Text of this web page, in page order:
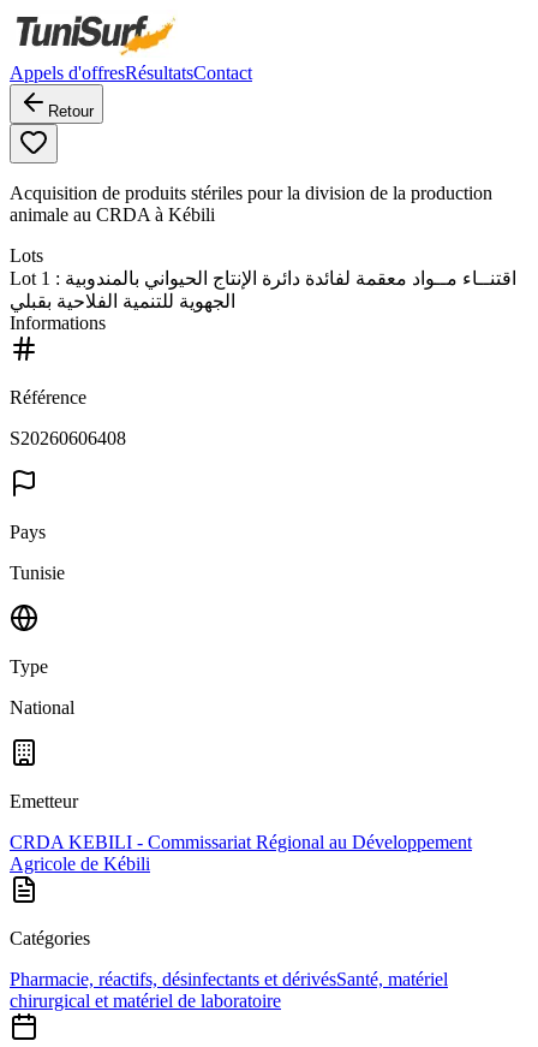
Appels d'offresRésultatsContact
Retour
Acquisition de produits stériles pour la division de la production
animale au CRDA à Kébili
Lots
Lot 1 : اقتنــاء مــواد معقمة لفائدة دائرة الإنتاج الحيواني بالمندوبية
الجهوية للتنمية الفلاحية بقبلي
Informations
Référence
S20260606408
Pays
Tunisie
Type
National
Emetteur
CRDA KEBILI - Commissariat Régional au Développement
Agricole de Kébili
Catégories
Pharmacie, réactifs, désinfectants et dérivésSanté, matériel
chirurgical et matériel de laboratoire